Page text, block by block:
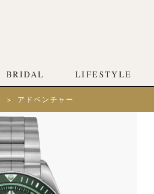
BRIDAL LIFESTYLE
アドベンチャー